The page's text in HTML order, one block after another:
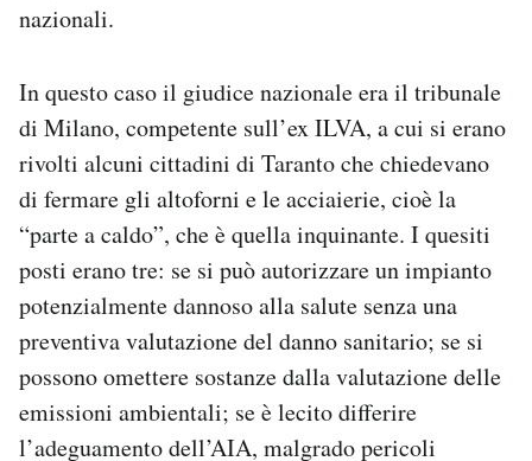
nazionali.
In questo caso il giudice nazionale era il tribunale
di Milano, competente sull’ex ILVA, a cui si erano
rivolti alcuni cittadini di Taranto che chiedevano
di fermare gli altoforni e le acciaierie, cioè la
“parte a caldo”, che è quella inquinante. I quesiti
posti erano tre: se si può autorizzare un impianto
potenzialmente dannoso alla salute senza una
preventiva valutazione del danno sanitario; se si
possono omettere sostanze dalla valutazione delle
emissioni ambientali; se è lecito differire
l’adeguamento dell’AIA, malgrado pericoli